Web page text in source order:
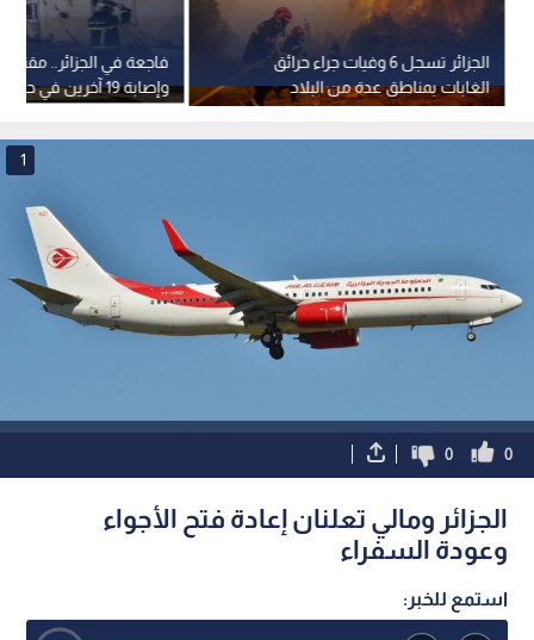
وإصابة 19 آخرين في حريق دار أيتام
الجزائر تسجل 6 وفيات جراء حرائق
الغابات بمناطق عدة من البلاد
1
0
0
الجزائر ومالي تعلنان إعادة فتح الأجواء
وعودة السفراء
استمع للخبر: